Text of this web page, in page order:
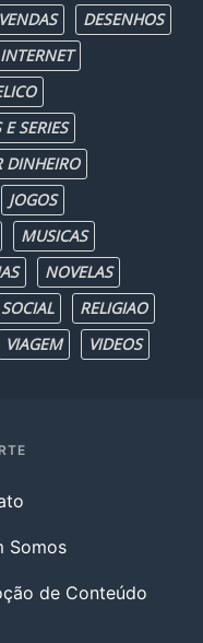
DESENHOS
SERIES
DINHEIRO
JOGOS
MUSICAS
NOVELAS
RELIGIAO
VIAGEM VIDEOS
Somos
de Conteúdo